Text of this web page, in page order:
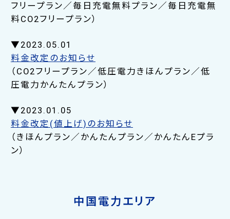
フリープラン／毎日充電無料プラン／毎日充電無
料CO2フリープラン）
▼2023.05.01
料金改定のお知らせ
（CO2フリープラン／低圧電力きほんプラン／低
圧電力かんたんプラン）
▼2023.01.05
料金改定(値上げ)のお知らせ
（きほんプラン／かんたんプラン／かんたんEプラ
ン）
中国電力エリア